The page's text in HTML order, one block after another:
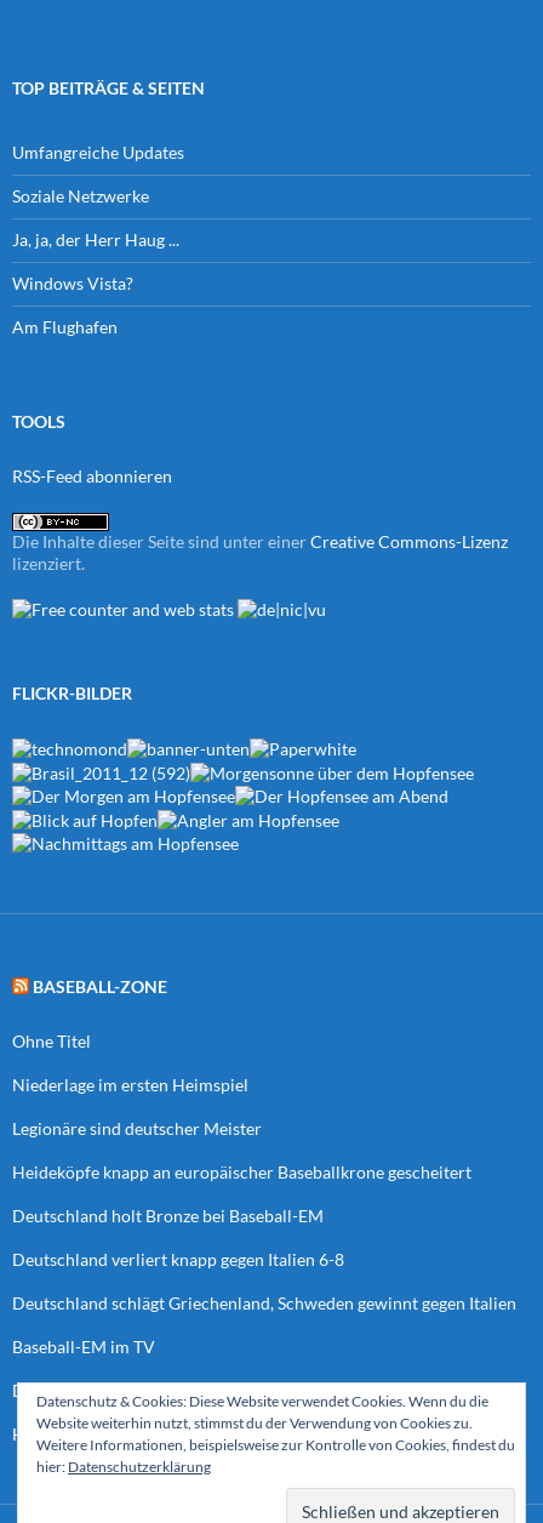
TOP BEITRÄGE & SEITEN
Umfangreiche Updates
Soziale Netzwerke
Ja, ja, der Herr Haug ...
Windows Vista?
Am Flughafen
TOOLS
RSS-Feed abonnieren
Die Inhalte dieser Seite sind unter einerCreative Commons-Lizenz
lizenziert.
FLICKR-BILDER
BASEBALL-ZONE
Ohne Titel
Niederlage im ersten Heimspiel
Legionäre sind deutscher Meister
Heideköpfe knapp an europäischer Baseballkrone gescheitert
Deutschland holt Bronze bei Baseball-EM
Deutschland verliert knapp gegen Italien 6-8
Deutschland schlägt Griechenland, Schweden gewinnt gegen Italien
Baseball-EM im TV
Deutschland verliert letztes Spiel der Vorrunde
Heideköpfe bei “European Cup Final Four”
Datenschutz & Cookies: Diese Website verwendet Cookies. Wenn du die
Website weiterhin nutzt, stimmst du der Verwendung von Cookies zu.
Weitere Informationen, beispielsweise zur Kontrolle von Cookies, findest du
hier: Datenschutzerklärung